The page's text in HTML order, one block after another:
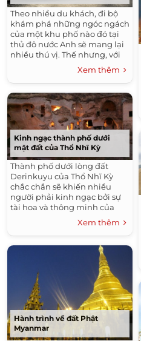
Theo nhiều du khách, đi bộ
khám phá những ngóc ngách
của một khu phố nào đó tại
thủ đô nước Anh sẽ mang lại
nhiều thú vị. Thế nhưng, với
người phương xa, đâu mới là
hành trình đi bộ ở London lý
tưởng nhất?
Xem thêm
Kinh ngạc thành phố dưới
mặt đất của Thổ Nhĩ Kỳ
Thành phố dưới lòng đất
Derinkuyu của Thổ Nhĩ Kỳ
chắc chắn sẽ khiến nhiều
người phải kinh ngạc bởi sự
tài hoa và thông minh của
những người cổ đại. Với công
cụ thô sơ, họ đã xây dựng nên
một hệ thống thành phố dưới
lòng đất khổng lồ và vô cùng
Xem thêm
Hành trình về đất Phật
Myanmar